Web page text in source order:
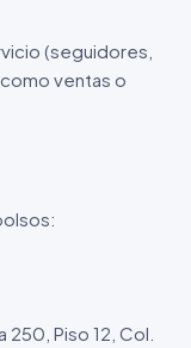
(seguidores,
ventas o
Piso 12, Col.